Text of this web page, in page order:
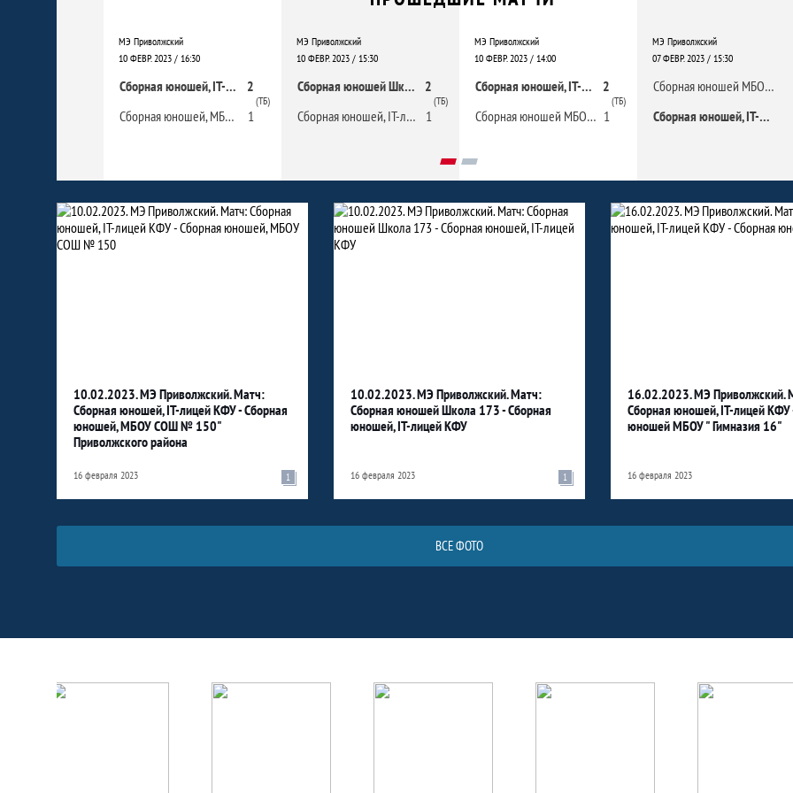
МЭ Приволжский
10 ФЕВР. 2023 / 16:30
Сборная юношей, IT-лицей КФУ 2
(ТБ)
Сборная юношей, МБОУ СОШ № 150" Приволжского района 1
МЭ Приволжский
10 ФЕВР. 2023 / 15:30
Сборная юношей Школа 173 2
(ТБ)
Сборная юношей, IT-лицей КФУ 1
МЭ Приволжский
10 ФЕВР. 2023 / 14:00
Сборная юношей, IT-лицей КФУ 2
(ТБ)
Сборная юношей МБОУ " Гимназия 16" 1
МЭ Приволжский
07 ФЕВР. 2023 / 15:30
Сборная юношей МБОУ «Школа №48»
Сборная юношей, IT-лицей КФУ
Фото
10.02.2023. МЭ Приволжский. Матч:
Сборная юношей, IT-лицей КФУ - Сборная
юношей, МБОУ СОШ № 150"
Приволжского района
16 февраля 2023 1
10.02.2023. МЭ Приволжский. Матч:
Сборная юношей Школа 173 - Сборная
юношей, IT-лицей КФУ
16 февраля 2023 1
16.02.2023. МЭ Приволжский.
Сборная юношей, IT-лицей КФУ
юношей МБОУ " Гимназия 16"
16 февраля 2023
ВСЕ ФОТО
Партнёры